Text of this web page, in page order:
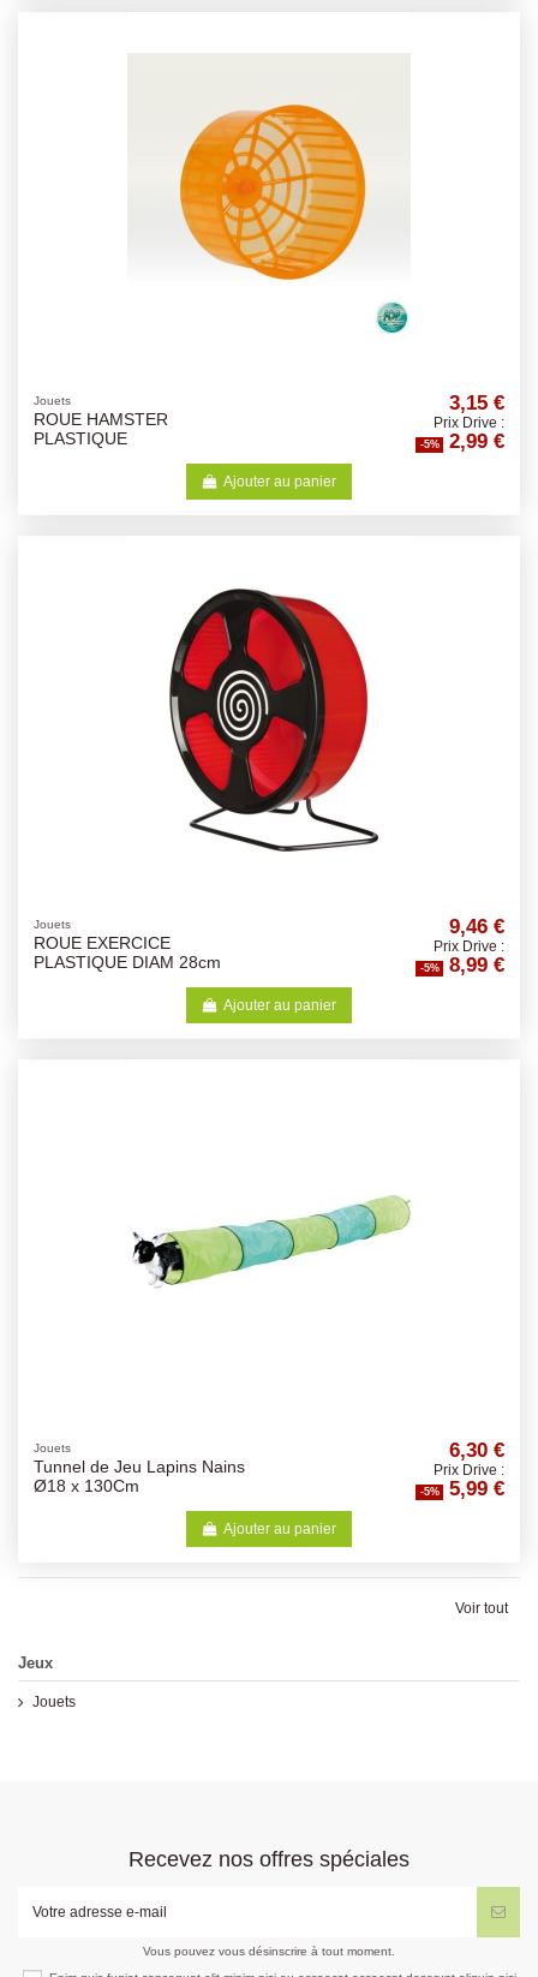
Jouets
ROUE HAMSTER
PLASTIQUE
3,15 €
Prix Drive :
-5% 2,99 €
Ajouter au panier
Jouets
ROUE EXERCICE
PLASTIQUE DIAM 28cm
9,46 €
Prix Drive :
-5% 8,99 €
Ajouter au panier
Jouets
Tunnel de Jeu Lapins Nains
Ø18 x 130Cm
6,30 €
Prix Drive :
-5% 5,99 €
Ajouter au panier
Voir tout
Jeux
Jouets
Recevez nos offres spéciales
Vous pouvez vous désinscrire à tout moment.